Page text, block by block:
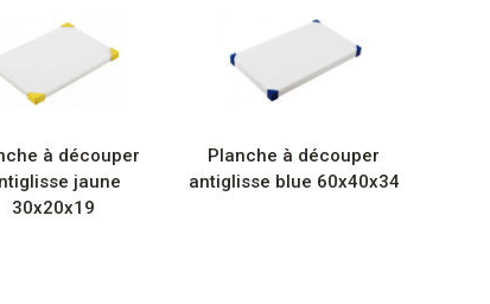
à découper
jaune
30x20x19
Planche à découper
antiglisse blue 60x40x34